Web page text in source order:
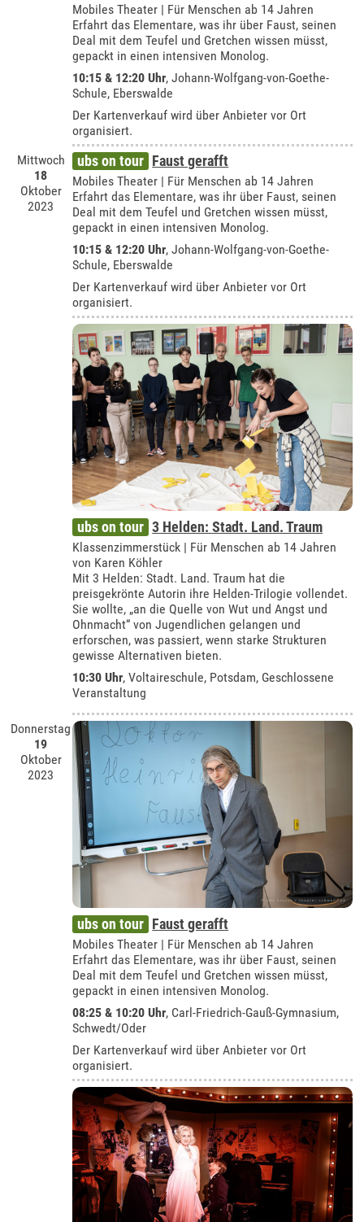
Mobiles Theater | Für Menschen ab 14 Jahren
Erfahrt das Elementare, was ihr über Faust, seinen
Deal mit dem Teufel und Gretchen wissen müsst,
gepackt in einen intensiven Monolog.
10:15 & 12:20 Uhr,Johann-Wolfgang-von-Goethe-
Schule, Eberswalde
Der Kartenverkauf wird über Anbieter vor Ort
organisiert.
Mittwoch
18
Oktober
2023
ubs on tour Faust gerafft
Mobiles Theater | Für Menschen ab 14 Jahren
Erfahrt das Elementare, was ihr über Faust, seinen
Deal mit dem Teufel und Gretchen wissen müsst,
gepackt in einen intensiven Monolog.
10:15 & 12:20 Uhr,Johann-Wolfgang-von-Goethe-
Schule, Eberswalde
Der Kartenverkauf wird über Anbieter vor Ort
organisiert.
ubs on tour 3 Helden: Stadt. Land. Traum
Klassenzimmerstück | Für Menschen ab 14 Jahren
von Karen Köhler
Mit 3 Helden: Stadt. Land. Traum hat die
preisgekrönte Autorin ihre Helden-Trilogie vollendet.
Sie wollte, „an die Quelle von Wut und Angst und
Ohnmacht“ von Jugendlichen gelangen und
erforschen, was passiert, wenn starke Strukturen
gewisse Alternativen bieten.
10:30 Uhr, Voltaireschule, Potsdam, Geschlossene
Veranstaltung
Donnerstag
19
Oktober
2023
ubs on tour Faust gerafft
Mobiles Theater | Für Menschen ab 14 Jahren
Erfahrt das Elementare, was ihr über Faust, seinen
Deal mit dem Teufel und Gretchen wissen müsst,
gepackt in einen intensiven Monolog.
08:25 & 10:20 Uhr, Carl-Friedrich-Gauß-Gymnasium,
Schwedt/Oder
Der Kartenverkauf wird über Anbieter vor Ort
organisiert.